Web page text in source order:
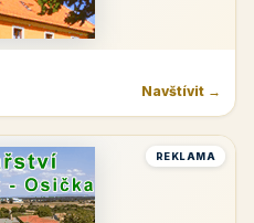
Navštívit →
REKLAMA